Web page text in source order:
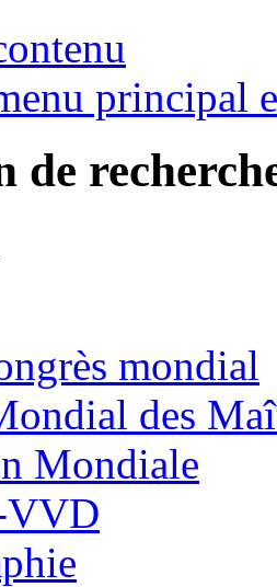
principal
de
mondial
des
Mondiale
VVD